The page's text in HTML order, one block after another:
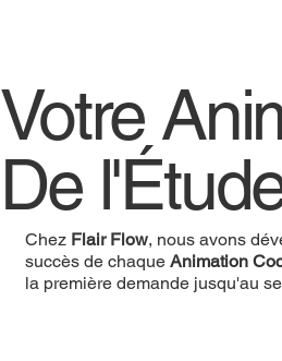
Votre
De
Chez Flair Flow, nous avons
succès de chaqueAnimation
la première demande jusqu'au